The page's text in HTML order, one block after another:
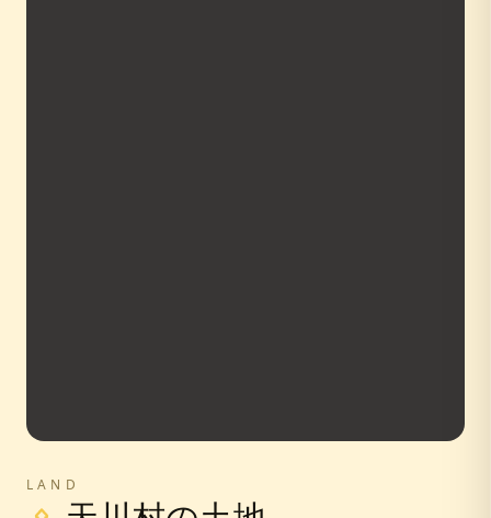
LAND